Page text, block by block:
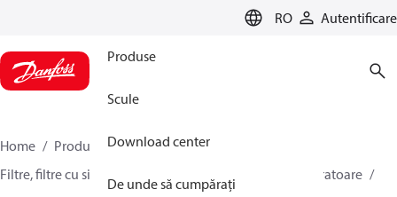
RO Autentificare
Produse
Scule
Download center
De unde să cumpărați
Home Produse
Climate Solutions pentru răcire
Filtre, filtre cu sita si separatoare de ulei
Filtre deshidratoare